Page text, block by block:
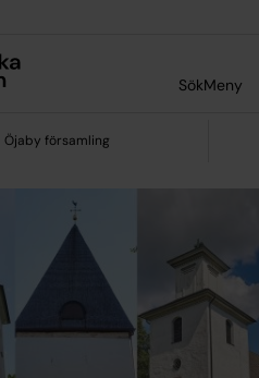
SökMeny
Öjaby församling